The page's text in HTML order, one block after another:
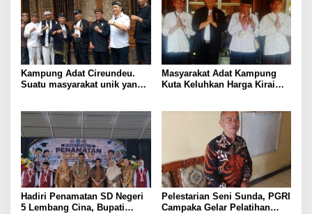
Kampung Adat Cireundeu.
Suatu masyarakat unik yang
Nasi.
Masyarakat Adat Kampung
Kuta Keluhkan Harga Kirai
Leuit serta Bale Pertemuan
Hadiri Penamatan SD Negeri
5 Lembang Cina, Bupati
Pelestarian Seni Sunda, PGRI
Campaka Gelar Pelatihan